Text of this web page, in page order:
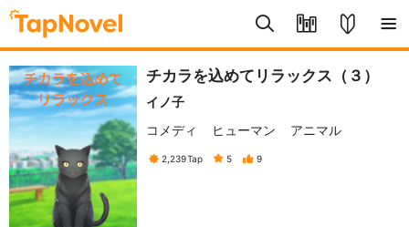
チカラを込めてリラックス（３）
イノ子
コメディ
ヒューマン アニマル
2,239Tap 5 9